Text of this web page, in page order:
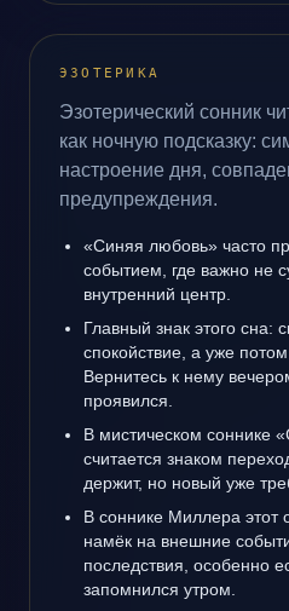
ЭЗОТЕРИКА
Эзотерический сонник
как ночную подсказку:
настроение дня,
предупреждения.
«Синяя любовь» часто
событием, где важно не
внутренний центр.
Главный знак этого сна:
спокойствие, а уже
Вернитесь к нему
проявился.
В мистическом соннике
считается знаком
держит, но новый уже
В соннике Миллера этот
намёк на внешние
последствия, особенно
запомнился утром.